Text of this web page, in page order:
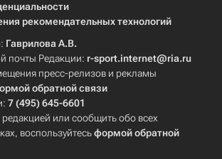
рекомендательных технологий
Гаврилова А.В.
почты Редакции: r-sport.internet@ria.ru
пресс-релизов и рекламы
обратной связи
7 (495) 645-6601
редакцией или сообщить обо всех
воспользуйтесьформой обратной